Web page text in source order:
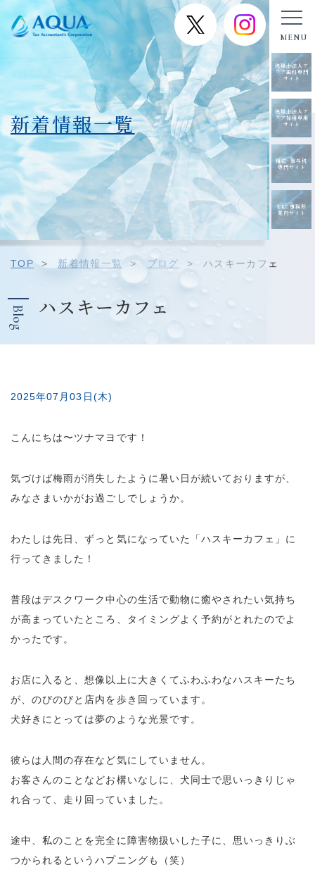
税理士法人ア
クア歯科専門
サイト
税理士法人ア
クア採用専用
サイト
相続･贈与税
専門サイト
TKC事務所
案内サイト
新着情報一覧
TOP > 新着情報一覧 > ブログ > ハスキーカフェ
ハスキーカフェ
Blog
2025年07月03日(木)
こんにちは〜ツナマヨです！
気づけば梅雨が消失したように暑い日が続いておりますが、
みなさまいかがお過ごしでしょうか。
わたしは先日、ずっと気になっていた「ハスキーカフェ」に
行ってきました！
普段はデスクワーク中心の生活で動物に癒やされたい気持ち
が高まっていたところ、タイミングよく予約がとれたのでよ
かったです。
お店に入ると、想像以上に大きくてふわふわなハスキーたち
が、のびのびと店内を歩き回っています。
犬好きにとっては夢のような光景です。
彼らは人間の存在など気にしていません。
お客さんのことなどお構いなしに、犬同士で思いっきりじゃ
れ合って、走り回っていました。
途中、私のことを完全に障害物扱いした子に、思いっきりぶ
つかられるというハプニングも（笑）